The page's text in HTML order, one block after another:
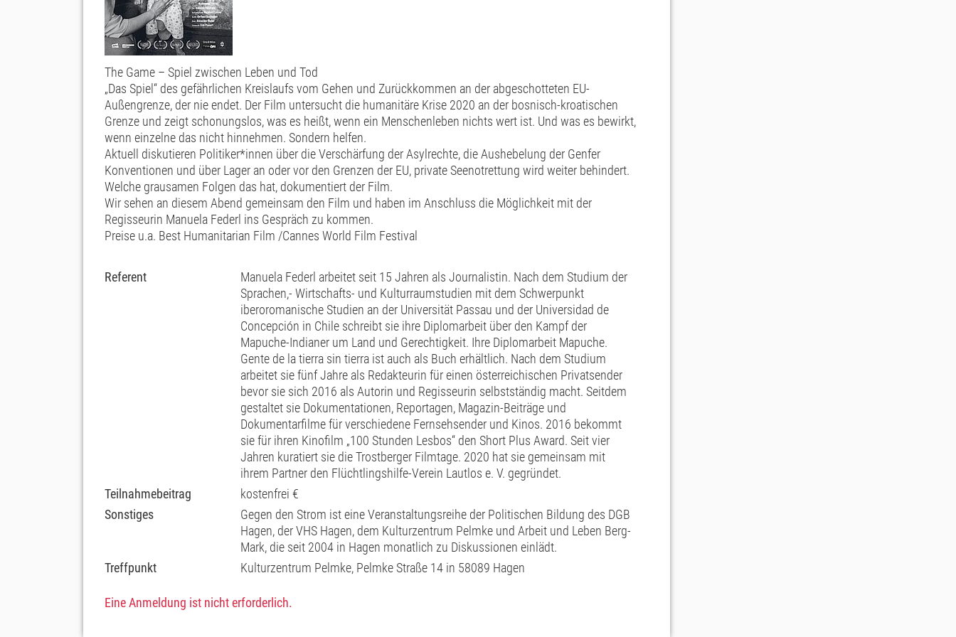
The Game – Spiel zwischen Leben und Tod
„Das Spiel“ des gefährlichen Kreislaufs vom Gehen und Zurückkommen an der abgeschotteten EU-
Außengrenze, der nie endet. Der Film untersucht die humanitäre Krise 2020 an der bosnisch-kroatischen
Grenze und zeigt schonungslos, was es heißt, wenn ein Menschenleben nichts wert ist. Und was es bewirkt,
wenn einzelne das nicht hinnehmen. Sondern helfen.
Aktuell diskutieren Politiker*innen über die Verschärfung der Asylrechte, die Aushebelung der Genfer
Konventionen und über Lager an oder vor den Grenzen der EU, private Seenotrettung wird weiter behindert.
Welche grausamen Folgen das hat, dokumentiert der Film.
Wir sehen an diesem Abend gemeinsam den Film und haben im Anschluss die Möglichkeit mit der
Regisseurin Manuela Federl ins Gespräch zu kommen.
Preise u.a. Best Humanitarian Film /Cannes World Film Festival
Referent
Manuela Federl arbeitet seit 15 Jahren als Journalistin. Nach dem Studium der
Sprachen,- Wirtschafts- und Kulturraumstudien mit dem Schwerpunkt
iberoromanische Studien an der Universität Passau und der Universidad de
Concepción in Chile schreibt sie ihre Diplomarbeit über den Kampf der
Mapuche-Indianer um Land und Gerechtigkeit. Ihre Diplomarbeit Mapuche.
Gente de la tierra sin tierra ist auch als Buch erhältlich. Nach dem Studium
arbeitet sie fünf Jahre als Redakteurin für einen österreichischen Privatsender
bevor sie sich 2016 als Autorin und Regisseurin selbstständig macht. Seitdem
gestaltet sie Dokumentationen, Reportagen, Magazin-Beiträge und
Dokumentarfilme für verschiedene Fernsehsender und Kinos. 2016 bekommt
sie für ihren Kinofilm „100 Stunden Lesbos“ den Short Plus Award. Seit vier
Jahren kuratiert sie die Trostberger Filmtage. 2020 hat sie gemeinsam mit
ihrem Partner den Flüchtlingshilfe-Verein Lautlos e. V. gegründet.
Teilnahmebeitrag
kostenfrei €
Sonstiges
Gegen den Strom ist eine Veranstaltungsreihe der Politischen Bildung des DGB
Hagen, der VHS Hagen, dem Kulturzentrum Pelmke und Arbeit und Leben Berg-
Mark, die seit 2004 in Hagen monatlich zu Diskussionen einlädt.
Treffpunkt
Kulturzentrum Pelmke, Pelmke Straße 14 in 58089 Hagen
Eine Anmeldung ist nicht erforderlich.